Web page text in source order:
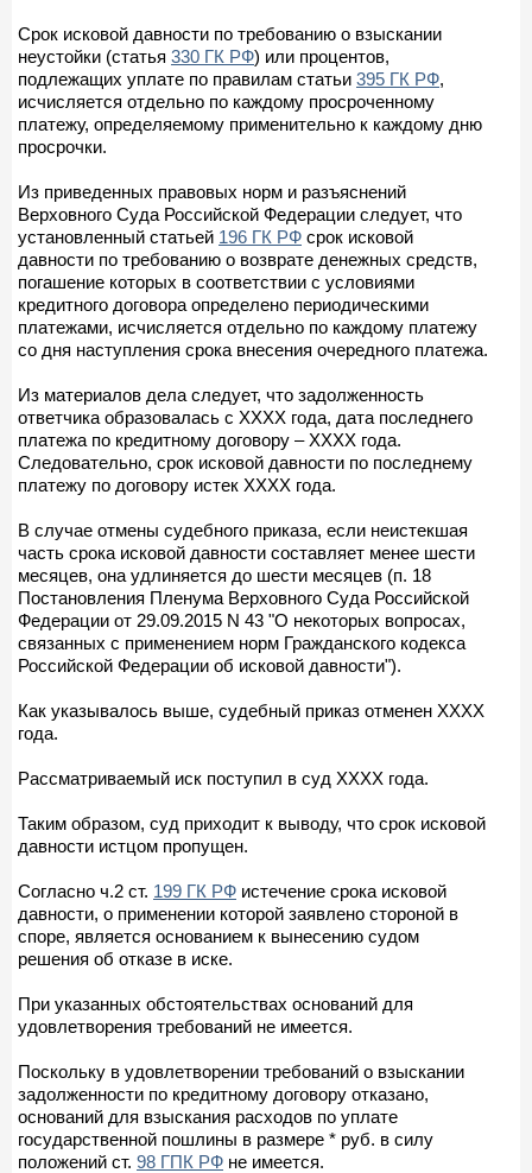
Срок исковой давности по требованию о взыскании
неустойки (статья 330 ГК РФ) или процентов,
подлежащих уплате по правилам статьи 395 ГК РФ,
исчисляется отдельно по каждому просроченному
платежу, определяемому применительно к каждому дню
просрочки.
Из приведенных правовых норм и разъяснений
Верховного Суда Российской Федерации следует, что
установленный статьей 196 ГК РФ срок исковой
давности по требованию о возврате денежных средств,
погашение которых в соответствии с условиями
кредитного договора определено периодическими
платежами, исчисляется отдельно по каждому платежу
со дня наступления срока внесения очередного платежа.
Из материалов дела следует, что задолженность
ответчика образовалась с ХХХХ года, дата последнего
платежа по кредитному договору – ХХХХ года.
Следовательно, срок исковой давности по последнему
платежу по договору истек ХХХХ года.
В случае отмены судебного приказа, если неистекшая
часть срока исковой давности составляет менее шести
месяцев, она удлиняется до шести месяцев (п. 18
Постановления Пленума Верховного Суда Российской
Федерации от 29.09.2015 N 43 "О некоторых вопросах,
связанных с применением норм Гражданского кодекса
Российской Федерации об исковой давности").
Как указывалось выше, судебный приказ отменен ХХХХ
года.
Рассматриваемый иск поступил в суд ХХХХ года.
Таким образом, суд приходит к выводу, что срок исковой
давности истцом пропущен.
Согласно ч.2 ст. 199 ГК РФ истечение срока исковой
давности, о применении которой заявлено стороной в
споре, является основанием к вынесению судом
решения об отказе в иске.
При указанных обстоятельствах оснований для
удовлетворения требований не имеется.
Поскольку в удовлетворении требований о взыскании
задолженности по кредитному договору отказано,
оснований для взыскания расходов по уплате
государственной пошлины в размере * руб. в силу
положений ст. 98 ГПК РФ не имеется.